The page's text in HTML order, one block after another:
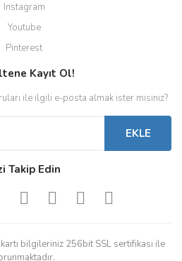
Instagram
Youtube
Pinterest
Kayıt Ol!
ile ilgili e-posta almak ister misiniz?
EKLE
Takip Edin
bilgileriniz 256bit SSL sertifikası ile